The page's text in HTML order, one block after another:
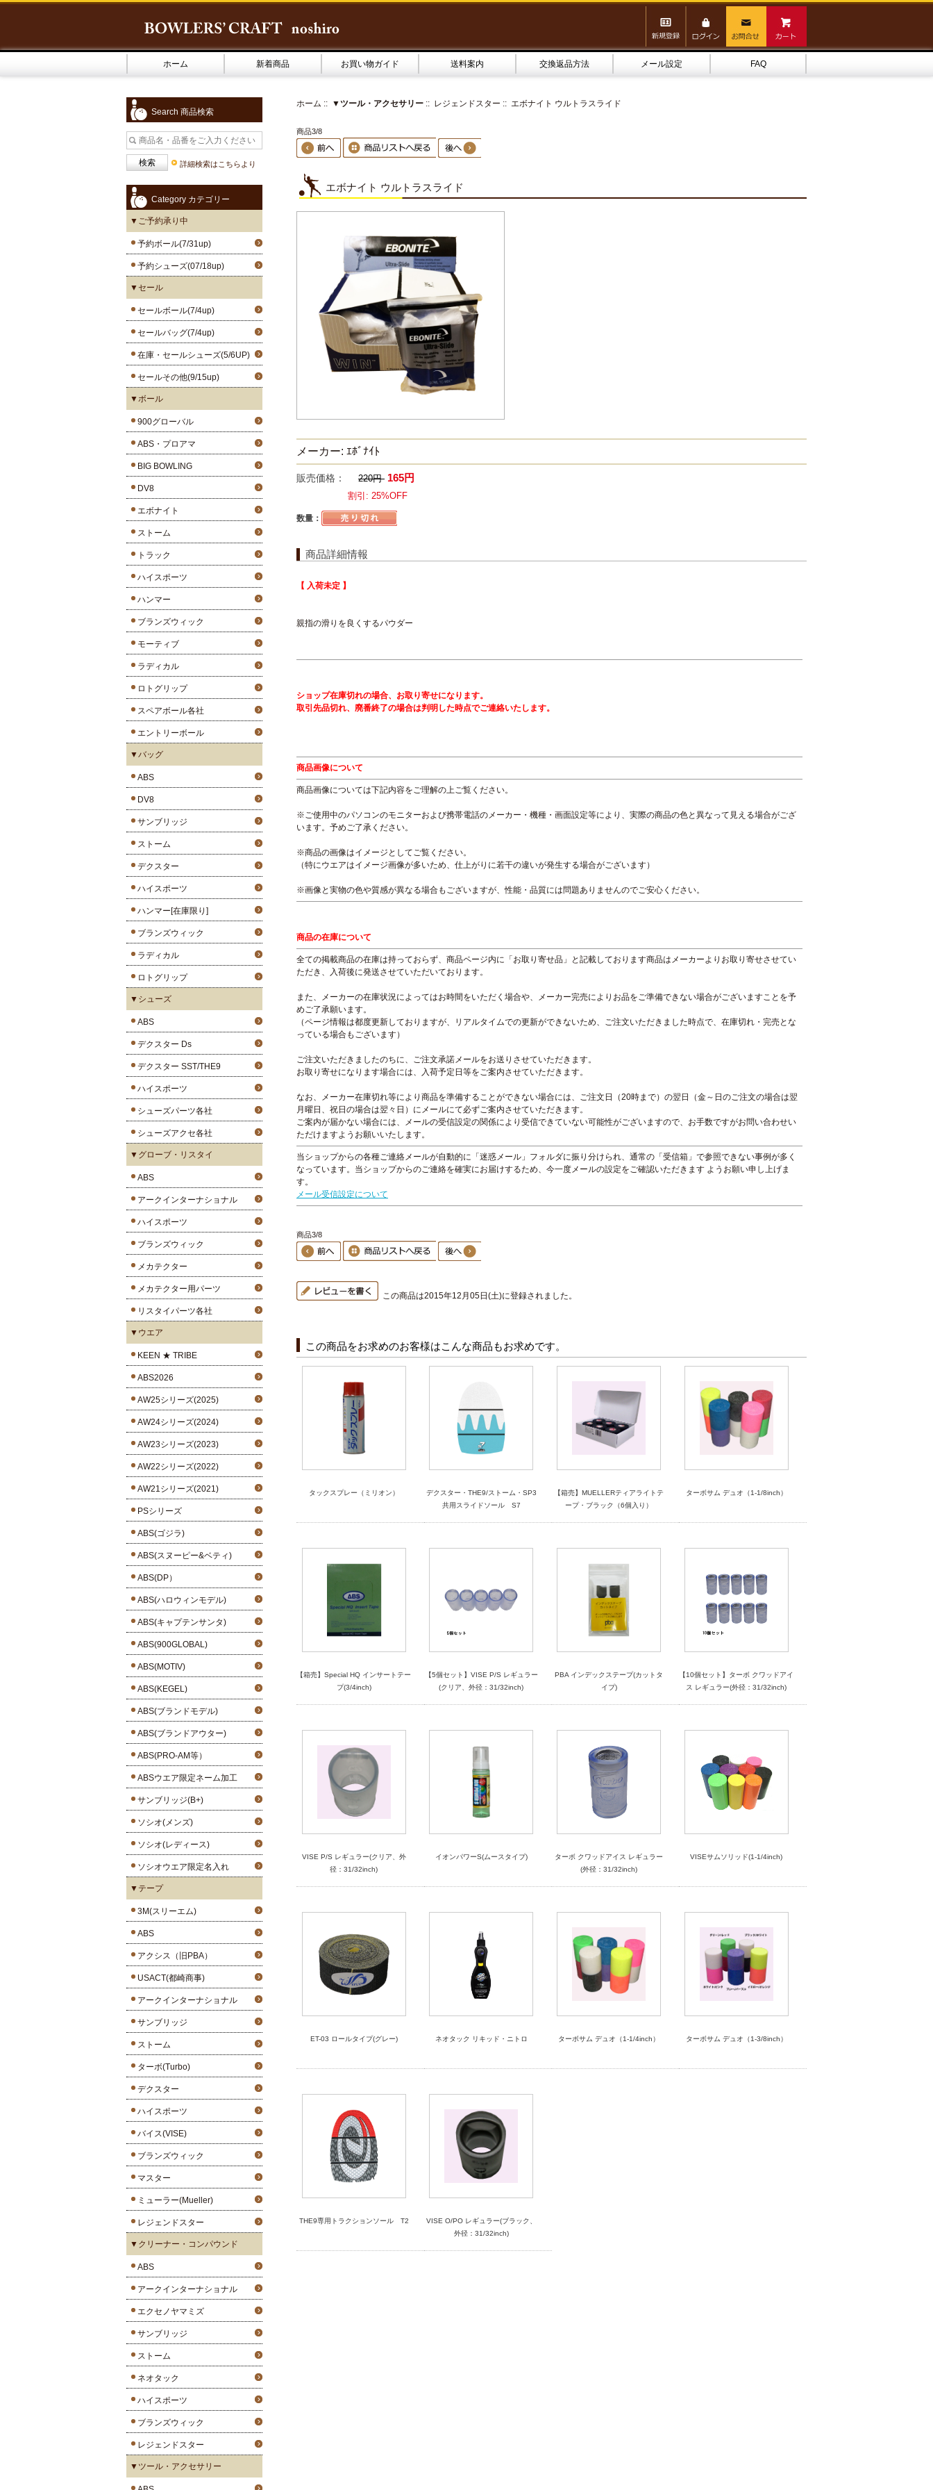
ホーム 新着商品 お買い物ガイド 送料案内 交換返品方法 メール設定 FAQ
Search 商品検索
詳細検索はこちらより
Category カテゴリー
▼ご予約承り中
予約ボール(7/31up)
予約シューズ(07/18up)
▼セール
セールボール(7/4up)
セールバッグ(7/4up)
在庫・セールシューズ(5/6UP)
セールその他(9/15up)
▼ボール
900グローバル
ABS・プロアマ
BIG BOWLING
DV8
エボナイト
ストーム
トラック
ハイスポーツ
ハンマー
ブランズウィック
モーティブ
ラディカル
ロトグリップ
スペアボール各社
エントリーボール
▼バッグ
ABS
DV8
サンブリッジ
ストーム
デクスター
ハイスポーツ
ハンマー[在庫限り]
ブランズウィック
ラディカル
ロトグリップ
▼シューズ
ABS
デクスター Ds
デクスター SST/THE9
ハイスポーツ
シューズパーツ各社
シューズアクセ各社
▼グローブ・リスタイ
ABS
アークインターナショナル
ハイスポーツ
ブランズウィック
メカテクター
メカテクター用パーツ
リスタイパーツ各社
▼ウエア
KEEN ★ TRIBE
ABS2026
AW25シリーズ(2025)
AW24シリーズ(2024)
AW23シリーズ(2023)
AW22シリーズ(2022)
AW21シリーズ(2021)
PSシリーズ
ABS(ゴジラ)
ABS(スヌーピー&ベティ)
ABS(DP）
ABS(ハロウィンモデル)
ABS(キャプテンサンタ)
ABS(900GLOBAL)
ABS(MOTIV)
ABS(KEGEL)
ABS(ブランドモデル)
ABS(ブランドアウター)
ABS(PRO-AM等）
ABSウエア限定ネーム加工
サンブリッジ(B+)
ソシオ(メンズ)
ソシオ(レディース)
ソシオウエア限定名入れ
▼テープ
3M(スリーエム)
ABS
アクシス（旧PBA）
USACT(都崎商事)
アークインターナショナル
サンブリッジ
ストーム
ターボ(Turbo)
デクスター
ハイスポーツ
バイス(VISE)
ブランズウィック
マスター
ミューラー(Mueller)
レジェンドスター
▼クリーナー・コンパウンド
ABS
アークインターナショナル
エクセノヤマミズ
サンブリッジ
ストーム
ネオタック
ハイスポーツ
ブランズウィック
レジェンドスター
▼ツール・アクセサリー
ホーム :: ▼ツール・アクセサリー :: レジェンドスター :: エボナイト ウルトラスライド
商品3/8
エボナイト ウルトラスライド
メーカー: ｴﾎﾞﾅｲﾄ
販売価格： 220円 165円
割引: 25%OFF
数量：
商品詳細情報
【 入荷未定 】
親指の滑りを良くするパウダー
ショップ在庫切れの場合、お取り寄せになります。
取引先品切れ、廃番終了の場合は判明した時点でご連絡いたします。
商品画像について
商品画像については下記内容をご理解の上ご覧ください。
※ご使用中のパソコンのモニターおよび携帯電話のメーカー・機種・画面設定等により、実際の商品の色と異なって見える場合がござ
います。予めご了承ください。
※商品の画像はイメージとしてご覧ください。
（特にウエアはイメージ画像が多いため、仕上がりに若干の違いが発生する場合がございます）
※画像と実物の色や質感が異なる場合もございますが、性能・品質には問題ありませんのでご安心ください。
商品の在庫について
全ての掲載商品の在庫は持っておらず、商品ページ内に「お取り寄せ品」と記載しております商品はメーカーよりお取り寄せさせてい
ただき、入荷後に発送させていただいております。
また、メーカーの在庫状況によってはお時間をいただく場合や、メーカー完売によりお品をご準備できない場合がございますことを予
めご了承願います。
（ページ情報は都度更新しておりますが、リアルタイムでの更新ができないため、ご注文いただきました時点で、在庫切れ・完売とな
っている場合もございます）
ご注文いただきましたのちに、ご注文承諾メールをお送りさせていただきます。
お取り寄せになります場合には、入荷予定日等をご案内させていただきます。
なお、メーカー在庫切れ等により商品を準備することができない場合には、ご注文日（20時まで）の翌日（金～日のご注文の場合は翌
月曜日、祝日の場合は翌々日）にメールにて必ずご案内させていただきます。
ご案内が届かない場合には、メールの受信設定の関係により受信できていない可能性がございますので、お手数ですがお問い合わせい
ただけますようお願いいたします。
当ショップからの各種ご連絡メールが自動的に「迷惑メール」フォルダに振り分けられ、通常の「受信箱」で参照できない事例が多く
なっています。当ショップからのご連絡を確実にお届けするため、今一度メールの設定をご確認いただきます ようお願い申し上げま
す。
メール受信設定について
商品3/8
この商品は2015年12月05日(土)に登録されました。
この商品をお求めのお客様はこんな商品もお求めです。
タックスプレー（ミリオン）
デクスター・THE9/ストーム・SP3
共用スライドソール S7
【箱売】MUELLERティアライトテ
ープ・ブラック（6個入り）
ターボサム デュオ（1-1/8inch）
【箱売】Special HQ インサートテー
プ(3/4inch)
【5個セット】VISE P/S レギュラー
(クリア、外径：31/32inch)
PBA インデックステープ(カットタ
イプ)
【10個セット】ターボ クワッドアイ
ス レギュラー(外径：31/32inch)
VISE P/S レギュラー(クリア、外
径：31/32inch)
イオンパワーS(ムースタイプ)
ターボ クワッドアイス レギュラー
(外径：31/32inch)
VISEサムソリッド(1-1/4inch)
ET-03 ロールタイプ(グレー) ネオタック リキッド・ニトロ ターボサム デュオ（1-1/4inch） ターボサム デュオ（1-3/8inch）
THE9専用トラクションソール T2
VISE O/PO レギュラー(ブラック、
外径：31/32inch)